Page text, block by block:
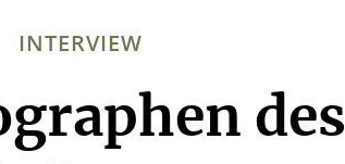
INTERVIEW
:
des